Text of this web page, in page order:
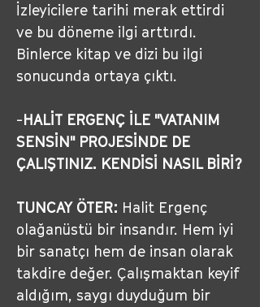
İzleyicilere tarihi merak ettirdi
ve bu döneme ilgi arttırdı.
Binlerce kitap ve dizi bu ilgi
sonucunda ortaya çıktı.
-HALİT ERGENÇ İLE "VATANIM
SENSİN" PROJESİNDE DE
ÇALIŞTINIZ. KENDİSİ NASIL BİRİ?
TUNCAY ÖTER: Halit Ergenç
olağanüstü bir insandır. Hem iyi
bir sanatçı hem de insan olarak
takdire değer. Çalışmaktan keyif
aldığım, saygı duyduğum bir